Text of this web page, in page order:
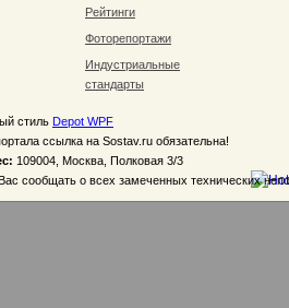
Рейтинги
Фоторепортажи
Индустриальные
стандарты
стиль Depot WPF
ссылка на Sostav.ru обязательна!
109004, Москва, Полковая 3/3
сообщать о всех замеченных технических